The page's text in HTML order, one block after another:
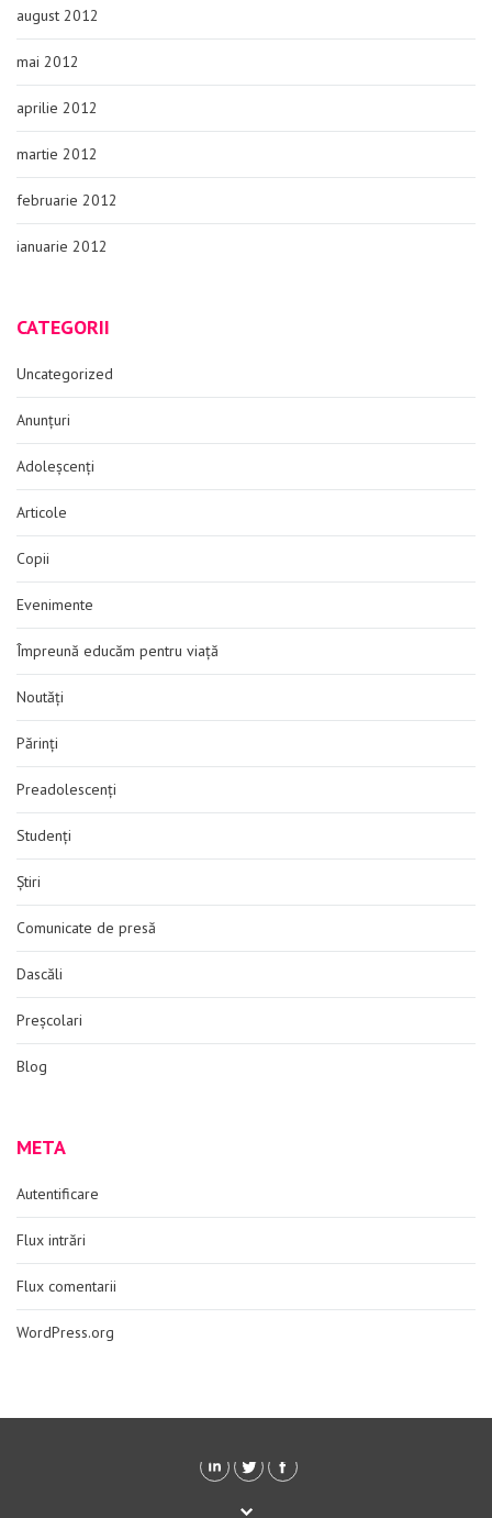
august 2012
mai 2012
aprilie 2012
martie 2012
februarie 2012
ianuarie 2012
CATEGORII
Uncategorized
Anunțuri
Adoleșcenți
Articole
Copii
Evenimente
Împreună educăm pentru viață
Noutăți
Părinți
Preadolescenți
Studenți
Știri
Comunicate de presă
Dascăli
Preșcolari
Blog
META
Autentificare
Flux intrări
Flux comentarii
WordPress.org